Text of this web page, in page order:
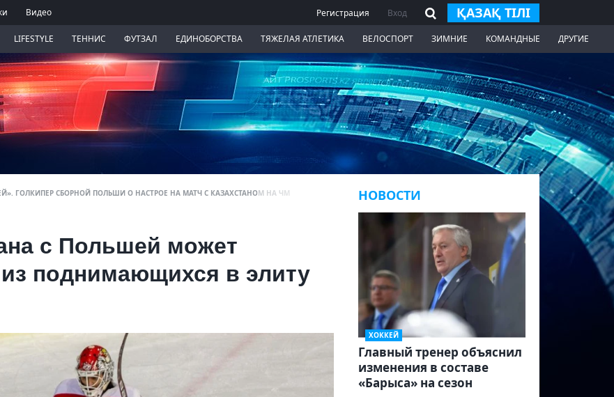
Видео Регистрация Вход ҚАЗАҚ ТІЛІ
LIFESTYLE ТЕННИС ФУТЗАЛ ЕДИНОБОРСТВА ТЯЖЕЛАЯ АТЛЕТИКА ВЕЛОСПОРТ ЗИМНИЕ КОМАНДНЫЕ ДРУГИЕ
ГОЛКИПЕР СБОРНОЙ ПОЛЬШИ О НАСТРОЕ НА МАТЧ С КАЗАХСТАНОМ НА ЧМ
с Польшей может
поднимающихся в элиту
НОВОСТИ
ХОККЕЙ
Главный тренер объяснил
изменения в составе
«Барыса» на сезон